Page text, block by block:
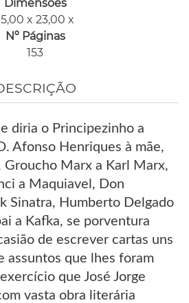
Dimensões
x 23,00 x
Nº Páginas
153
diria o Principezinho a
Afonso Henriques à mãe,
Groucho Marx a Karl Marx,
a Maquiavel, Don
Sinatra, Humberto Delgado
a Kafka, se porventura
de escrever cartas uns
assuntos que lhes foram
que José Jorge
vasta obra literária